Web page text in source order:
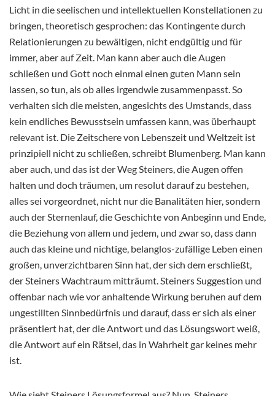
Licht in die seelischen und intellektuellen Konstellationen zu
bringen, theoretisch gesprochen: das Kontingente durch
Relationierungen zu bewältigen, nicht endgültig und für
immer, aber auf Zeit. Man kann aber auch die Augen
schließen und Gott noch einmal einen guten Mann sein
lassen, so tun, als ob alles irgendwie zusammenpasst. So
verhalten sich die meisten, angesichts des Umstands, dass
kein endliches Bewusstsein umfassen kann, was überhaupt
relevant ist. Die Zeitschere von Lebenszeit und Weltzeit ist
prinzipiell nicht zu schließen, schreibt Blumenberg. Man kann
aber auch, und das ist der Weg Steiners, die Augen offen
halten und doch träumen, um resolut darauf zu bestehen,
alles sei vorgeordnet, nicht nur die Banalitäten hier, sondern
auch der Sternenlauf, die Geschichte von Anbeginn und Ende,
die Beziehung von allem und jedem, und zwar so, dass dann
auch das kleine und nichtige, belanglos-zufällige Leben einen
großen, unverzichtbaren Sinn hat, der sich dem erschließt,
der Steiners Wachtraum mitträumt. Steiners Suggestion und
offenbar nach wie vor anhaltende Wirkung beruhen auf dem
ungestillten Sinnbedürfnis und darauf, dass er sich als einer
präsentiert hat, der die Antwort und das Lösungswort weiß,
die Antwort auf ein Rätsel, das in Wahrheit gar keines mehr
ist.